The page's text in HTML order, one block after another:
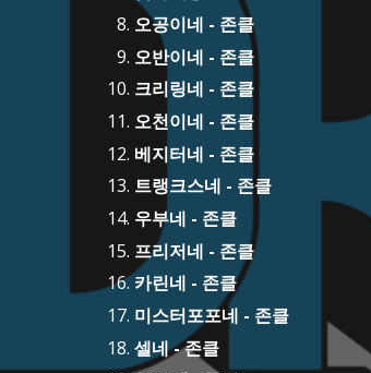
오공이네 - 존클
오반이네 - 존클
크리링네 - 존클
오천이네 - 존클
베지터네 - 존클
트랭크스네 - 존클
우부네 - 존클
프리저네 - 존클
카린네 - 존클
미스터포포네 - 존클
셀네 - 존클